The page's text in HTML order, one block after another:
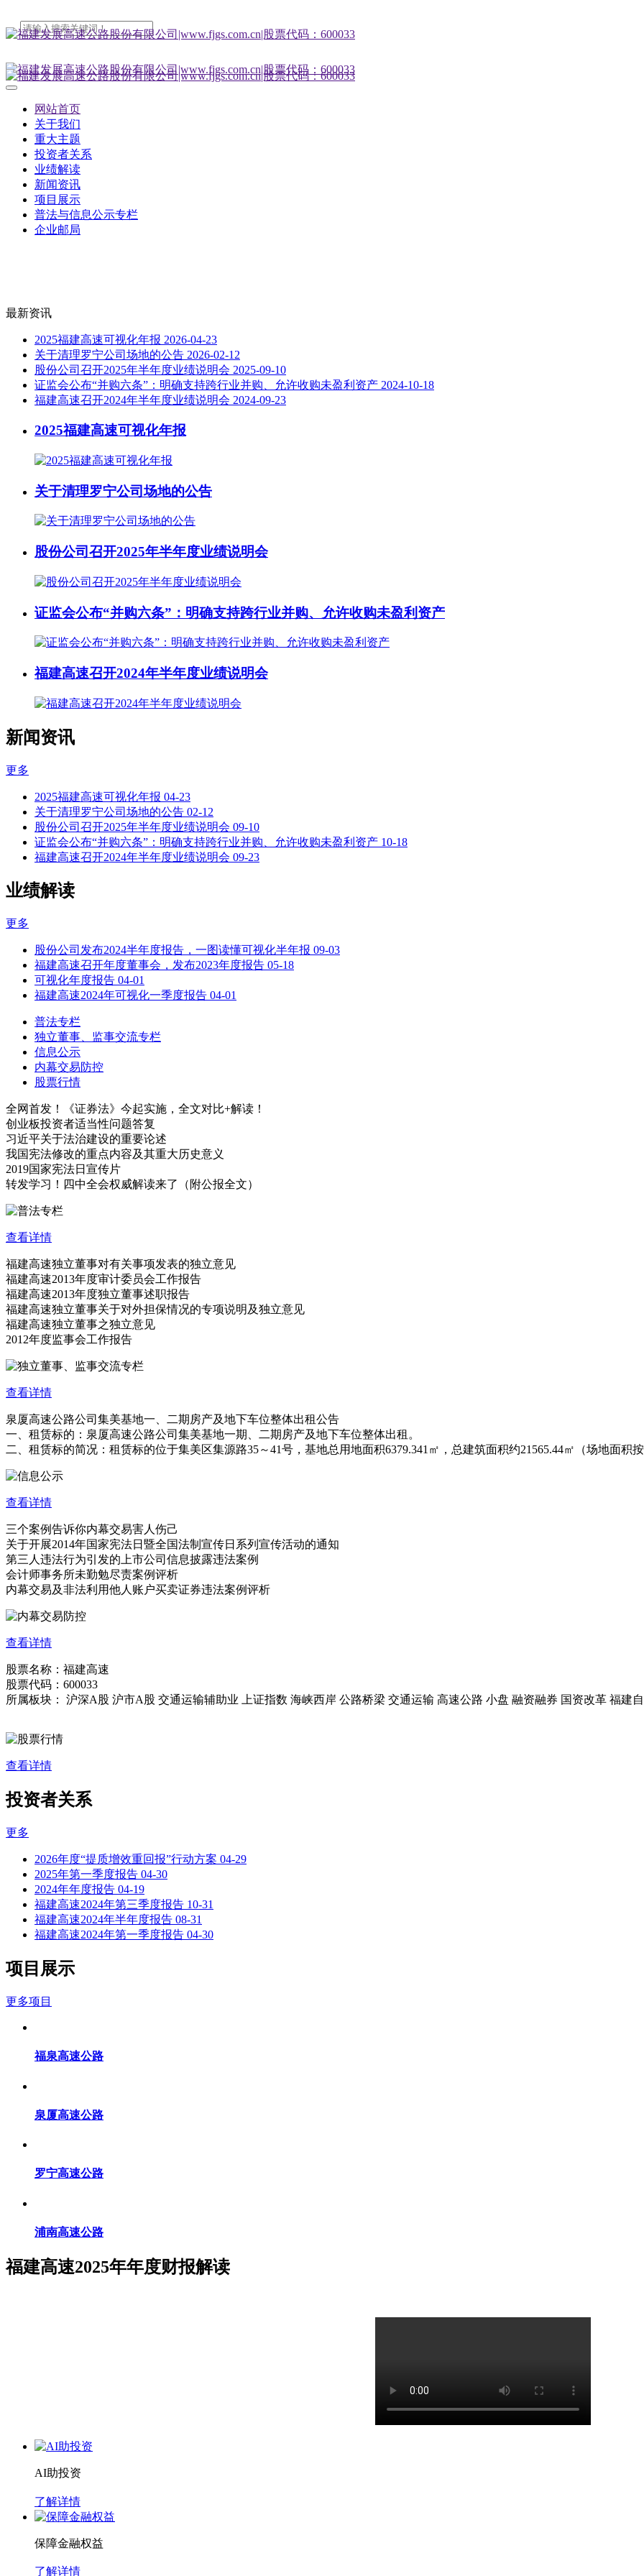
网站首页
关于我们
重大主题
投资者关系
业绩解读
新闻资讯
项目展示
普法与信息公示专栏
企业邮局
最新资讯
2025福建高速可视化年报 2026-04-23
关于清理罗宁公司场地的公告 2026-02-12
股份公司召开2025年半年度业绩说明会 2025-09-10
证监会公布“并购六条”：明确支持跨行业并购、允许收购未盈利资产 2024-10-18
福建高速召开2024年半年度业绩说明会 2024-09-23
2025福建高速可视化年报
关于清理罗宁公司场地的公告
股份公司召开2025年半年度业绩说明会
证监会公布“并购六条”：明确支持跨行业并购、允许收购未盈利资产
福建高速召开2024年半年度业绩说明会
新闻资讯
更多
2025福建高速可视化年报 04-23
关于清理罗宁公司场地的公告 02-12
股份公司召开2025年半年度业绩说明会 09-10
证监会公布“并购六条”：明确支持跨行业并购、允许收购未盈利资产 10-18
福建高速召开2024年半年度业绩说明会 09-23
业绩解读
更多
股份公司发布2024半年度报告，一图读懂可视化半年报 09-03
福建高速召开年度董事会，发布2023年度报告 05-18
可视化年度报告 04-01
福建高速2024年可视化一季度报告 04-01
普法专栏
独立董事、监事交流专栏
信息公示
内幕交易防控
股票行情
全网首发！《证券法》今起实施，全文对比+解读！
创业板投资者适当性问题答复
习近平关于法治建设的重要论述
我国宪法修改的重点内容及其重大历史意义
2019国家宪法日宣传片
转发学习！四中全会权威解读来了（附公报全文）
查看详情
福建高速独立董事对有关事项发表的独立意见
福建高速2013年度审计委员会工作报告
福建高速2013年度独立董事述职报告
福建高速独立董事关于对外担保情况的专项说明及独立意见
福建高速独立董事之独立意见
2012年度监事会工作报告
查看详情
泉厦高速公路公司集美基地一、二期房产及地下车位整体出租公告
一、租赁标的：泉厦高速公路公司集美基地一期、二期房产及地下车位整体出租。
二、租赁标的简况：租赁标的位于集美区集源路35～41号，基地总用地面积6379.341㎡，总建筑面积约21565.44㎡（场地面积
查看详情
三个案例告诉你内幕交易害人伤己
关于开展2014年国家宪法日暨全国法制宣传日系列宣传活动的通知
第三人违法行为引发的上市公司信息披露违法案例
会计师事务所未勤勉尽责案例评析
内幕交易及非法利用他人账户买卖证券违法案例评析
查看详情
股票名称：福建高速
股票代码：600033
所属板块： 沪深A股 沪市A股 交通运输辅助业 上证指数 海峡西岸 公路桥梁 交通运输 高速公路 小盘 融资融券 国资改革 福建
查看详情
投资者关系
更多
2026年度“提质增效重回报”行动方案 04-29
2025年第一季度报告 04-30
2024年年度报告 04-19
福建高速2024年第三季度报告 10-31
福建高速2024年半年度报告 08-31
福建高速2024年第一季度报告 04-30
项目展示
更多项目
福泉高速公路
泉厦高速公路
罗宁高速公路
浦南高速公路
福建高速2025年年度财报解读
AI助投资
了解详情
保障金融权益
了解详情